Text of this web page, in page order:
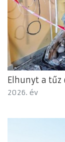
Elhunyt a
2026. év